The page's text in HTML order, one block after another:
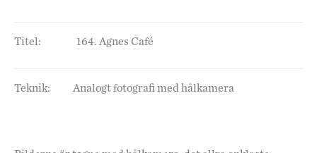
Titel: 164. Agnes Café
Teknik: Analogt fotografi med hålkamera